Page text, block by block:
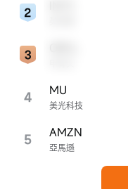
4 美光科技
MU
5 亞馬遜
AMZN